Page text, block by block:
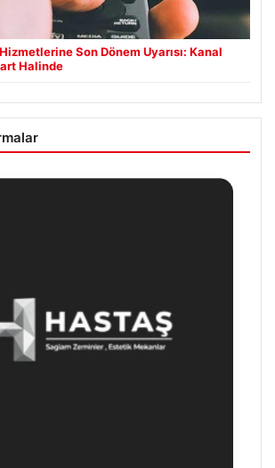
Son Dönem Uyarısı: Kanal
Halinde